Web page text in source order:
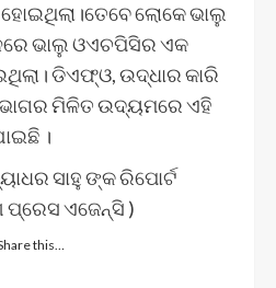
ଲୋକେ ଭାଲୁ
ଭାଲୁ ଓଏଚପିସିର ଏକ
ଡିଏଫ୍ଓ, ଉଦ୍ଧାର କାରି
ମିଳିତ ଉଦ୍ୟମରେ ଏହି
।
ସାହୁ ଙ୍କ ରିପୋର୍ଟ
ଏଜେନ୍ସି )
this…